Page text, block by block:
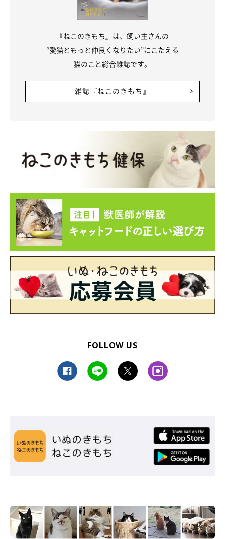
『ねこのきもち』は、飼い主さんの
“愛猫ともっと仲良くなりたい”にこたえる
猫のこと総合雑誌です。
雑誌『ねこのきもち』
FOLLOW US